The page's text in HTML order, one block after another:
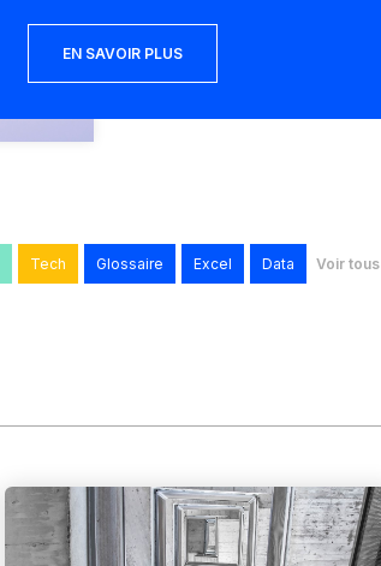
EN SAVOIR PLUS
Tech Glossaire Excel Data Voir tous